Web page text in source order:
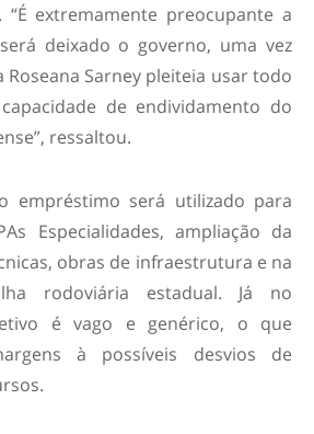
“É extremamente preocupante a
deixado o governo, uma vez
Sarney pleiteia usar todo
de endividamento do
ressaltou.
empréstimo será utilizado para
Especialidades, ampliação da
obras de infraestrutura e na
rodoviária estadual. Já no
é vago e genérico, o que
à possíveis desvios de